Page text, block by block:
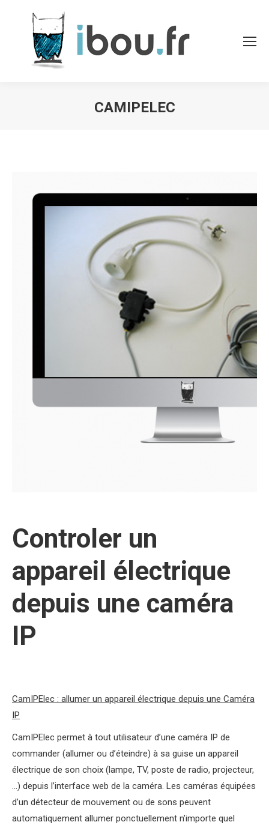
CAMIPELEC
Controler un
appareil électrique
depuis une caméra
IP
CamIPElec : allumer un appareil électrique depuis une Caméra
IP
CamIPElec permet à tout utilisateur d’une caméra IP de
commander (allumer ou d’éteindre) à sa guise un appareil
électrique de son choix (lampe, TV, poste de radio, projecteur,
…) depuis l’interface web de la caméra. Les caméras équipées
d’un détecteur de mouvement ou de sons peuvent
automatiquement allumer ponctuellement n’importe quel